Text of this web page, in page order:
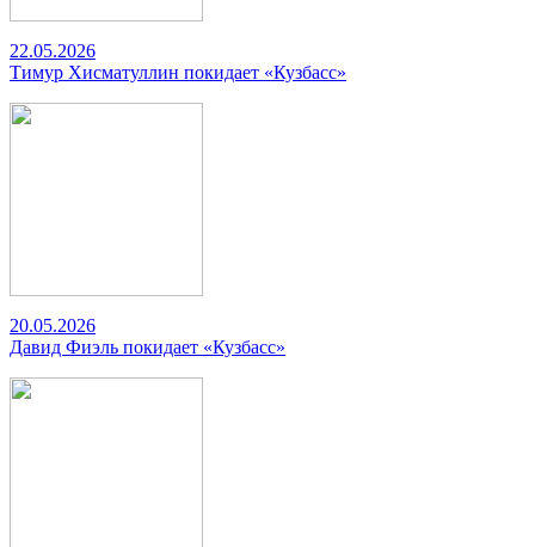
22.05.2026
Тимур Хисматуллин покидает «Кузбасс»
20.05.2026
Давид Фиэль покидает «Кузбасс»